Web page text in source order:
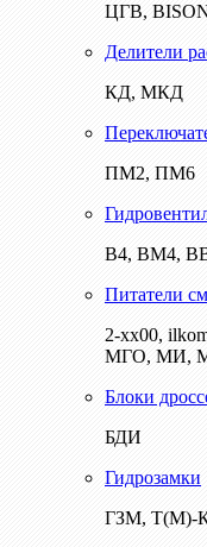
ЦГВ,
Делители
КД, МКД
ПМ2, ПМ6
В4, ВМ4,
Питатели
2-хх00,
МГО, МИ,
Блоки
БДИ
Гидрозамки
ГЗМ, Т(М)-